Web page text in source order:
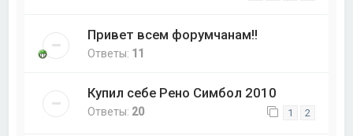
Привет всем форумчанам!!
Ответы: 11
Купил себе Рено Симбол 2010
Ответы: 20 1 2